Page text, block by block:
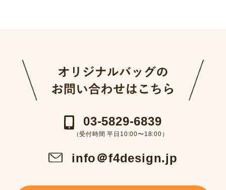
03-5829-6839
（受付時間 平日10:00〜18:00）
info＠f4design.jp